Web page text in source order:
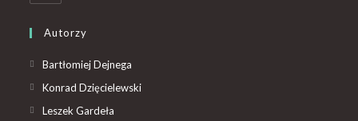
Autorzy
Bartłomiej Dejnega
Konrad Dzięcielewski
Leszek Gardeła